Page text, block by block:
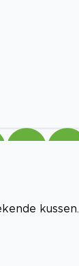
kussen.